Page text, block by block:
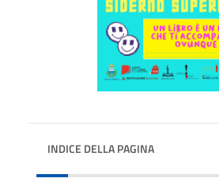
INDICE DELLA PAGINA